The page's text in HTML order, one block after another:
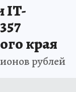
IT-
края
рублей